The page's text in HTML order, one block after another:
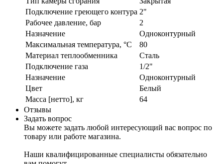
Подключение греющего контура 2"
Рабочее давление, бар
2
Назначение
Одноконтурный
Максимальная температура, °C
80
Материал теплообменника
Сталь
Подключение газа
1/2"
Назначение
Одноконтурный
Цвет
Белый
Масса [нетто], кг
64
Отзывы
Задать вопрос
Вы можете задать любой интересующий вас вопрос по
товару или работе магазина.
Наши квалифицированные специалисты обязательно